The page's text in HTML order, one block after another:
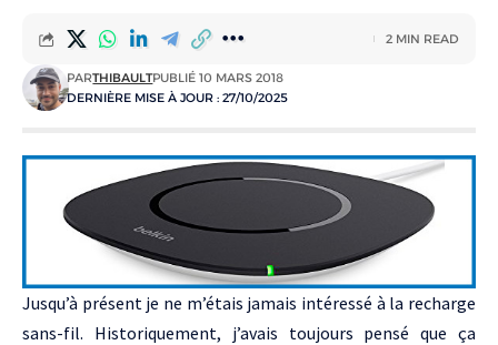
DERNIÈRE MISE À JOUR : 27/10/2025
PARTHIBAULTPUBLIÉ 10 MARS 2018
2 MIN READ
Jusqu’à présent je ne m’étais jamais intéressé à la recharge
sans-fil. Historiquement, j’avais toujours pensé que ça